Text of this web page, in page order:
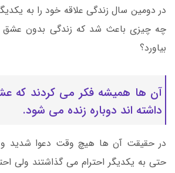
در دومین سال زندگی علاقه خود را به
بیاورد؟
آن ها همیشه فکر می کردند که
داشته اند دوباره زنده می شود.
در حقیقت آن ها هیچ وقت دعوا شدید و
حتی به یکدیگر احترام می گذاشتند ولی